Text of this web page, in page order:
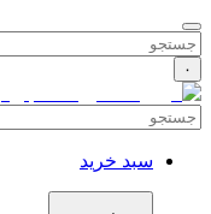
۰
سبد خرید